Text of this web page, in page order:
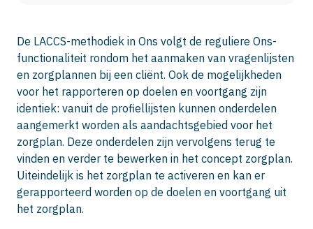
De LACCS-methodiek in Ons volgt de reguliere Ons-
functionaliteit rondom het aanmaken van vragenlijsten
en zorgplannen bij een cliënt. Ook de mogelijkheden
voor het rapporteren op doelen en voortgang zijn
identiek: vanuit de profiellijsten kunnen onderdelen
aangemerkt worden als aandachtsgebied voor het
zorgplan. Deze onderdelen zijn vervolgens terug te
vinden en verder te bewerken in het concept zorgplan.
Uiteindelijk is het zorgplan te activeren en kan er
gerapporteerd worden op de doelen en voortgang uit
het zorgplan.